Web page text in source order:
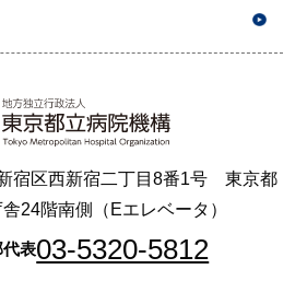
宿区西新宿二丁目8番1号 東京都
24階南側（Eエレベータ）
表03-5320-5812